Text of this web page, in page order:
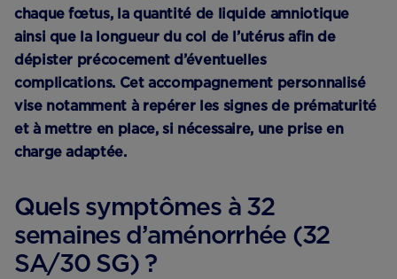
chaque fœtus, la quantité de liquide amniotique
ainsi que la longueur du col de l’utérus afin de
dépister précocement d’éventuelles
complications. Cet accompagnement personnalisé
vise notamment à repérer les signes de prématurité
et à mettre en place, si nécessaire, une prise en
charge adaptée.
Quels symptômes à 32
semaines d’aménorrhée (32
SA/30 SG) ?